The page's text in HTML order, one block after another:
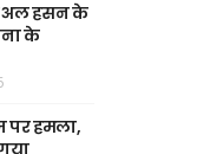
अल हसन के
के
पर हमला,